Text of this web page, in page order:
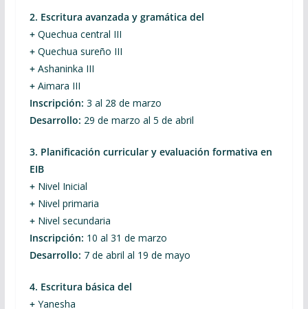
2. Escritura avanzada y gramática del
+Quechua central III
+Quechua sureño III
+Ashaninka III
+Aimara III
Inscripción: 3 al 28 de marzo
Desarrollo: 29 de marzo al 5 de abril
3. Planificación curricular y evaluación formativa en
EIB
+Nivel Inicial
+Nivel primaria
+Nivel secundaria
Inscripción: 10 al 31 de marzo
Desarrollo: 7 de abril al 19 de mayo
4. Escritura básica del
+Yanesha